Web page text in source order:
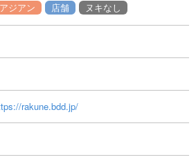
アジアン 店舗 ヌキなし
rakune.bdd.jp/